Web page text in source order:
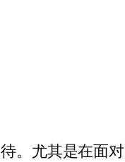
。尤其是在面